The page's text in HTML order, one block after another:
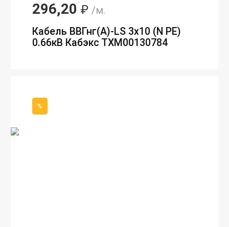
296,20 ₽ /м.
Кабель ВВГнг(А)-LS 3х10 (N PE)
0.66кВ Кабэкс ТХМ00130784
%